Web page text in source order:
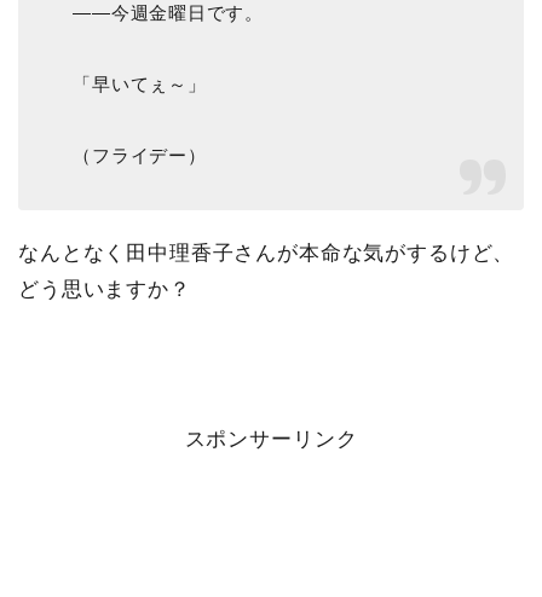
――今週金曜日です。
「早いてぇ～」
（フライデー）
なんとなく田中理香子さんが本命な気がするけど、
どう思いますか？
スポンサーリンク